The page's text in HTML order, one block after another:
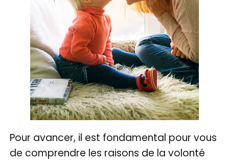
Pour avancer, il est fondamental pour vous
de comprendre les raisons de la volonté